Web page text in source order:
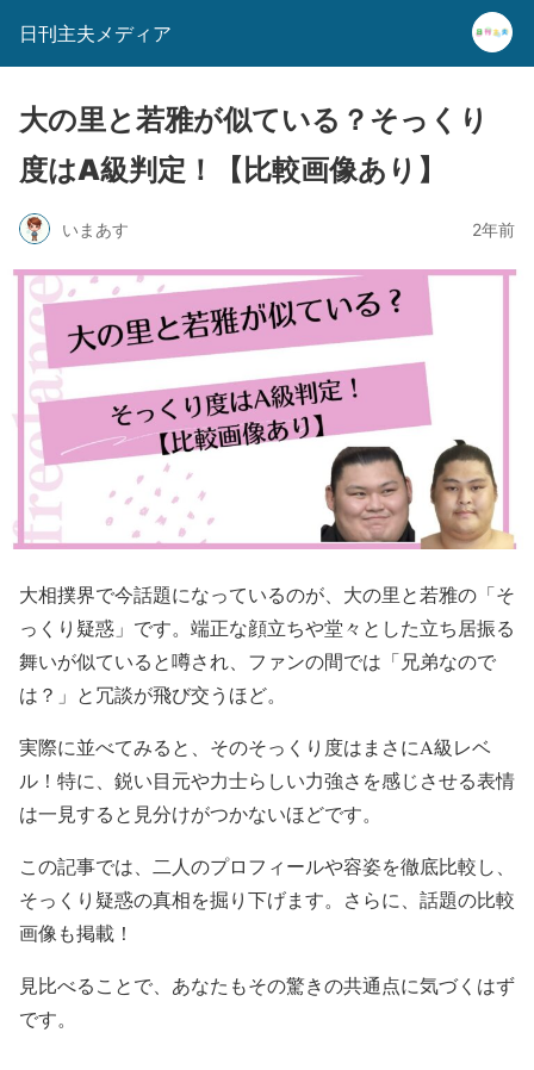
日刊主夫メディア
大の里と若雅が似ている？そっくり
度はA級判定！【比較画像あり】
いまあす 2年前
大相撲界で今話題になっているのが、大の里と若雅の「そ
っくり疑惑」です。端正な顔立ちや堂々とした立ち居振る
舞いが似ていると噂され、ファンの間では「兄弟なので
は？」と冗談が飛び交うほど。
実際に並べてみると、そのそっくり度はまさにA級レベ
ル！特に、鋭い目元や力士らしい力強さを感じさせる表情
は一見すると見分けがつかないほどです。
この記事では、二人のプロフィールや容姿を徹底比較し、
そっくり疑惑の真相を掘り下げます。さらに、話題の比較
画像も掲載！
見比べることで、あなたもその驚きの共通点に気づくはず
です。